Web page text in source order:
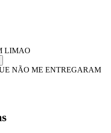
LIMAO
NÃO ME ENTREGARAM